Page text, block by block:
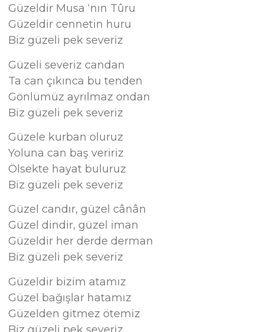
Güzeldir Musa ‘nın Tûru
Güzeldir cennetin huru
Biz güzeli pek severiz
Güzeli severiz candan
Ta can çıkınca bu tenden
Gönlümüz ayrılmaz ondan
Biz güzeli pek severiz
Güzele kurban oluruz
Yoluna can baş veririz
Ölsekte hayat buluruz
Biz güzeli pek severiz
Güzel candır, güzel cânân
Güzel dindir, güzel iman
Güzeldir her derde derman
Biz güzeli pek severiz
Güzeldir bizim atamız
Güzel bağışlar hatamız
Güzelden gitmez ötemiz